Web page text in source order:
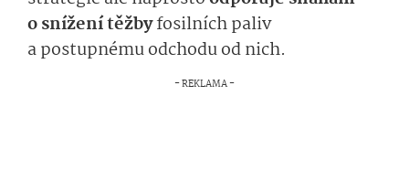
o snížení těžbyfosilních paliv
a postupnému odchodu od nich.